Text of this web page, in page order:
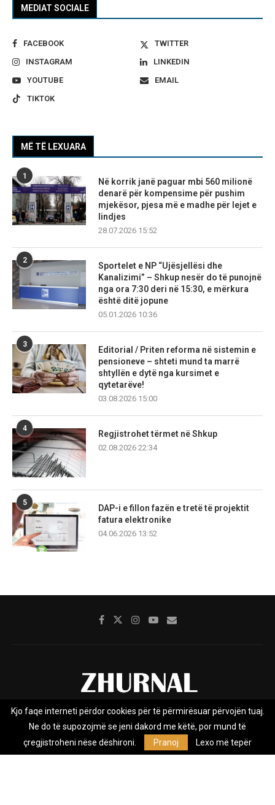
MEDIAT SOCIALE
FACEBOOK
TWITTER
INSTAGRAM
LINKEDIN
YOUTUBE
EMAIL
TIKTOK
MË TË LEXUARA
1
Në korrik janë paguar mbi 560 milionë
denarë për kompensime për pushim
mjekësor, pjesa më e madhe për lejet e
lindjes
28.07.2026 15:52
2
Sportelet e NP “Ujësjellësi dhe
Kanalizimi” – Shkup nesër do të punojnë
nga ora 7:30 deri në 15:30, e mërkura
është ditë jopune
05.01.2026 10:36
3
Editorial / Priten reforma në sistemin e
pensioneve – shteti mund ta marrë
shtyllën e dytë nga kursimet e
qytetarëve!
03.08.2026 15:00
4
Regjistrohet tërmet në Shkup
02.08.2026 22:34
5
DAP-i e fillon fazën e tretë të projektit
fatura elektronike
04.06.2026 13:52
Rreth nesh Impresumi Marketing
Privacy Policy
Zhurnal.mk është Agjenci e Lajmeve e pavarur, e themeluar në vitin
Kjo faqe interneti përdor cookies për të përmirësuar përvojën tuaj.
Ne do të supozojmë se jeni dakord me këtë, por mund të
çregjistroheni nëse dëshironi.
Pranoj Lexo më tepër